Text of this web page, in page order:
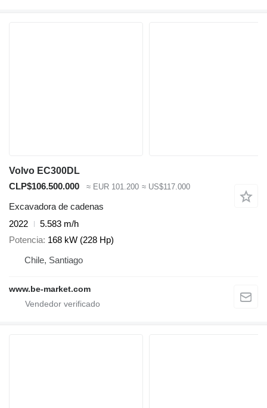
Volvo EC300DL
CLP$106.500.000
≈ EUR 101.200 ≈ US$117.000
Excavadora de cadenas
2022
5.583 m/h
Potencia 168 kW (228 Hp)
Chile, Santiago
www.be-market.com